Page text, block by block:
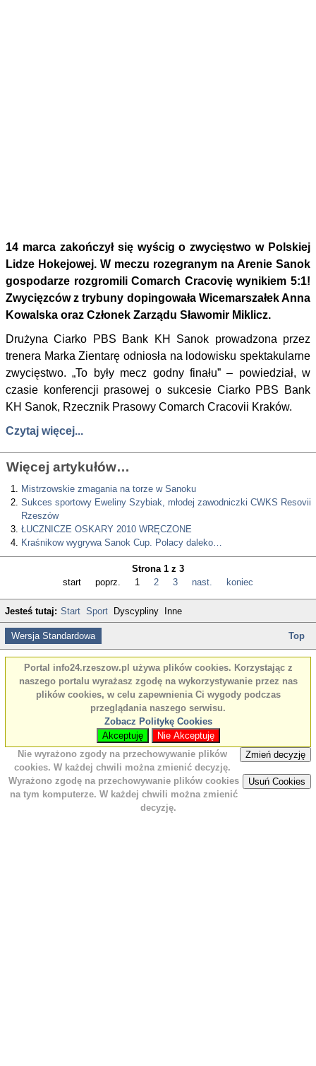
14 marca zakończył się wyścig o zwycięstwo w Polskiej
Lidze Hokejowej. W meczu rozegranym na Arenie Sanok
gospodarze rozgromili Comarch Cracovię wynikiem 5:1!
Zwycięzców z trybuny dopingowała Wicemarszałek Anna
Kowalska oraz Członek Zarządu Sławomir Miklicz.
Drużyna Ciarko PBS Bank KH Sanok prowadzona przez
trenera Marka Zientarę odniosła na lodowisku spektakularne
zwycięstwo. „To były mecz godny finału” – powiedział, w
czasie konferencji prasowej o sukcesie Ciarko PBS Bank
KH Sanok, Rzecznik Prasowy Comarch Cracovii Kraków.
Czytaj więcej...
Więcej artykułów…
Mistrzowskie zmagania na torze w Sanoku
Sukces sportowy Eweliny Szybiak, młodej zawodniczki CWKS Resovii
Rzeszów
ŁUCZNICZE OSKARY 2010 WRĘCZONE
Kraśnikow wygrywa Sanok Cup. Polacy daleko…
Strona 1 z 3
start
poprz. 1 2 3 nast. koniec
Jesteś tutaj: Start Sport Dyscypliny Inne
Wersja Standardowa Top
Portal info24.rzeszow.pl używa plików cookies. Korzystając z
naszego portalu wyrażasz zgodę na wykorzystywanie przez nas
plików cookies, w celu zapewnienia Ci wygody podczas
przeglądania naszego serwisu.
Zobacz Politykę Cookies
Akceptuję
Nie Akceptuję
Zmień decyzję
Nie wyrażono zgody na przechowywanie plików
cookies. W każdej chwili można zmienić decyzję.
Usuń Cookies
Wyrażono zgodę na przechowywanie plików cookies
na tym komputerze. W każdej chwili można zmienić
decyzję.